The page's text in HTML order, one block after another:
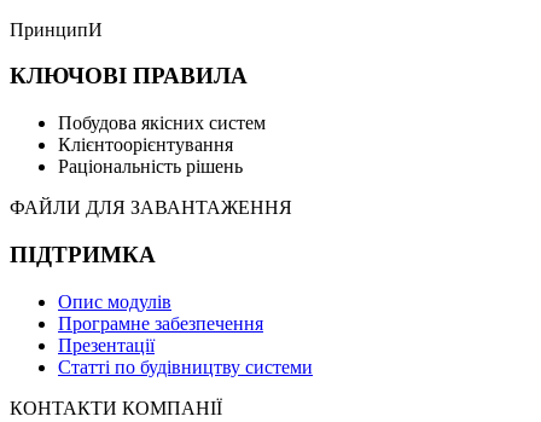
ПринципИ
КЛЮЧОВІ ПРАВИЛА
Побудова якісних систем
Клієнтоорієнтування
Раціональність рішень
ФАЙЛИ ДЛЯ ЗАВАНТАЖЕННЯ
ПІДТРИМКА
Опис модулів
Програмне забезпечення
Презентації
Статті по будівництву системи
КОНТАКТИ КОМПАНІЇ